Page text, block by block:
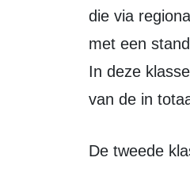
die via
met een
In deze
van de in
De tweede klasse, de NK Lelievlet Explorers, is voor deelnemers tot 18 jaar. Ook